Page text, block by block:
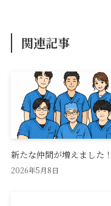
関連記事
新たな仲間が増えました
2026年5月8日